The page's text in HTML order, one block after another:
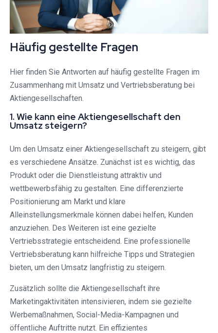
Häufig gestellte Fragen
Hier finden Sie Antworten auf häufig gestellte Fragen im
Zusammenhang mit Umsatz und Vertriebsberatung bei
Aktiengesellschaften.
1. Wie kann eine Aktiengesellschaft den
Umsatz steigern?
Um den Umsatz einer Aktiengesellschaft zu steigern, gibt
es verschiedene Ansätze. Zunächst ist es wichtig, das
Produkt oder die Dienstleistung attraktiv und
wettbewerbsfähig zu gestalten. Eine differenzierte
Positionierung am Markt und klare
Alleinstellungsmerkmale können dabei helfen, Kunden
anzuziehen. Des Weiteren ist eine gezielte
Vertriebsstrategie entscheidend. Eine professionelle
Vertriebsberatung kann hilfreiche Tipps und Strategien
bieten, um den Umsatz langfristig zu steigern.
Zusätzlich sollte die Aktiengesellschaft ihre
Marketingaktivitäten intensivieren, indem sie gezielte
Werbemaßnahmen, Social-Media-Kampagnen und
öffentliche Auftritte nutzt. Ein effizientes